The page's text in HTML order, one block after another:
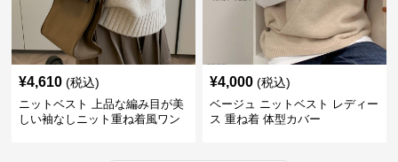
¥4,610 (税込)
ニットベスト 上品な編み目が美
しい袖なしニット重ね着風ワン
¥4,000 (税込)
ベージュ ニットベスト レディー
ス 重ね着 体型カバー